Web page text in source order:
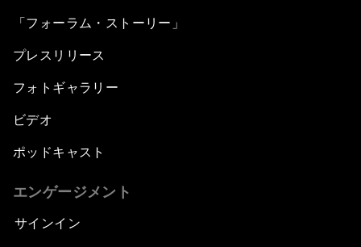
「フォーラム・ストーリー」
プレスリリース
フォトギャラリー
ビデオ
ポッドキャスト
エンゲージメント
サインイン